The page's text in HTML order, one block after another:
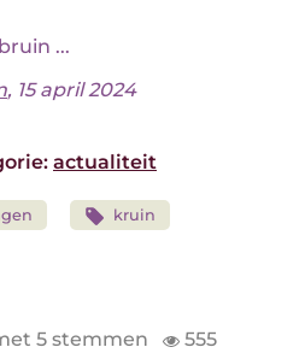
...
, 15 april 2024
actualiteit
kruin
5 stemmen 555